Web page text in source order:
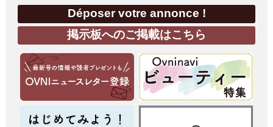
Déposer votre annonce !
掲示板へのご掲載はこちら